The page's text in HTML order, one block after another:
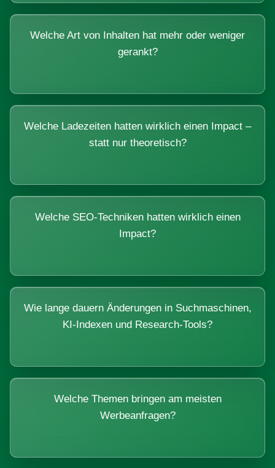
Welche Art von Inhalten hat mehr oder weniger
gerankt?
Welche Ladezeiten hatten wirklich einen Impact –
statt nur theoretisch?
Welche SEO-Techniken hatten wirklich einen
Impact?
Wie lange dauern Änderungen in Suchmaschinen,
KI-Indexen und Research-Tools?
Welche Themen bringen am meisten
Werbeanfragen?